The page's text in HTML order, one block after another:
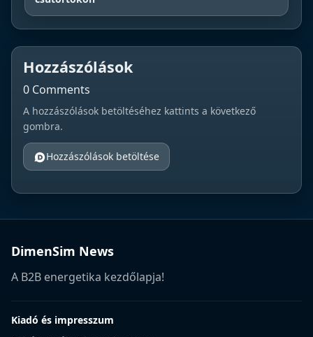
Hozzászólások
0 Comments
A hozzászólások betöltéséhez kattints a következő
gombra.
Hozzászólások betöltése
DimenSim News
A B2B energetika kezdőlapja!
Kiadó és impresszum